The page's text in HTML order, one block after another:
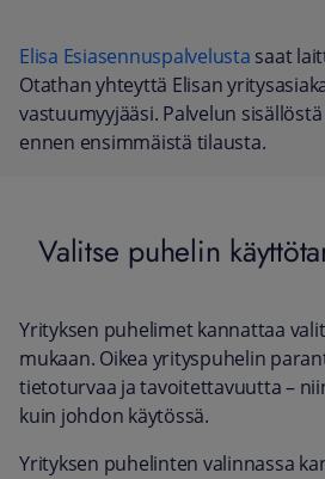
Elisa Esiasennuspalvelusta saat
Otathan yhteyttä Elisan
vastuumyyjääsi. Palvelun
ennen ensimmäistä tilausta.
Valitse puhelin
Yrityksen puhelimet kannattaa
mukaan. Oikea yrityspuhelin
tietoturvaa ja tavoitettavuutta –
kuin johdon käytössä.
Yrityksen puhelinten valinnassa